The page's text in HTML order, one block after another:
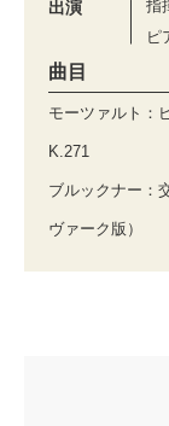
出演
指
ピ
曲目
モーツァルト：
K.271
ブルックナー：
ヴァーク版）